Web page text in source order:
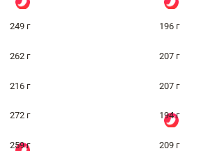
249 г 196 г
262 г 207 г
216 г 207 г
272 г 194 г
259 г 209 г